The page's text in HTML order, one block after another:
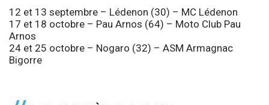
12 et 13 septembre – Lédenon (30) – MC Lédenon
17 et 18 octobre – Pau Arnos (64) – Moto Club Pau
Arnos
24 et 25 octobre – Nogaro (32) – ASM Armagnac
Bigorre